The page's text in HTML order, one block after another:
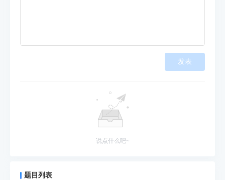
发表
说点什么吧~
题目列表